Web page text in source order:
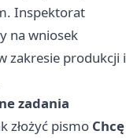
Inspektorat
na wniosek
zakresie produkcji i
zadania
złożyć pismo Chcę